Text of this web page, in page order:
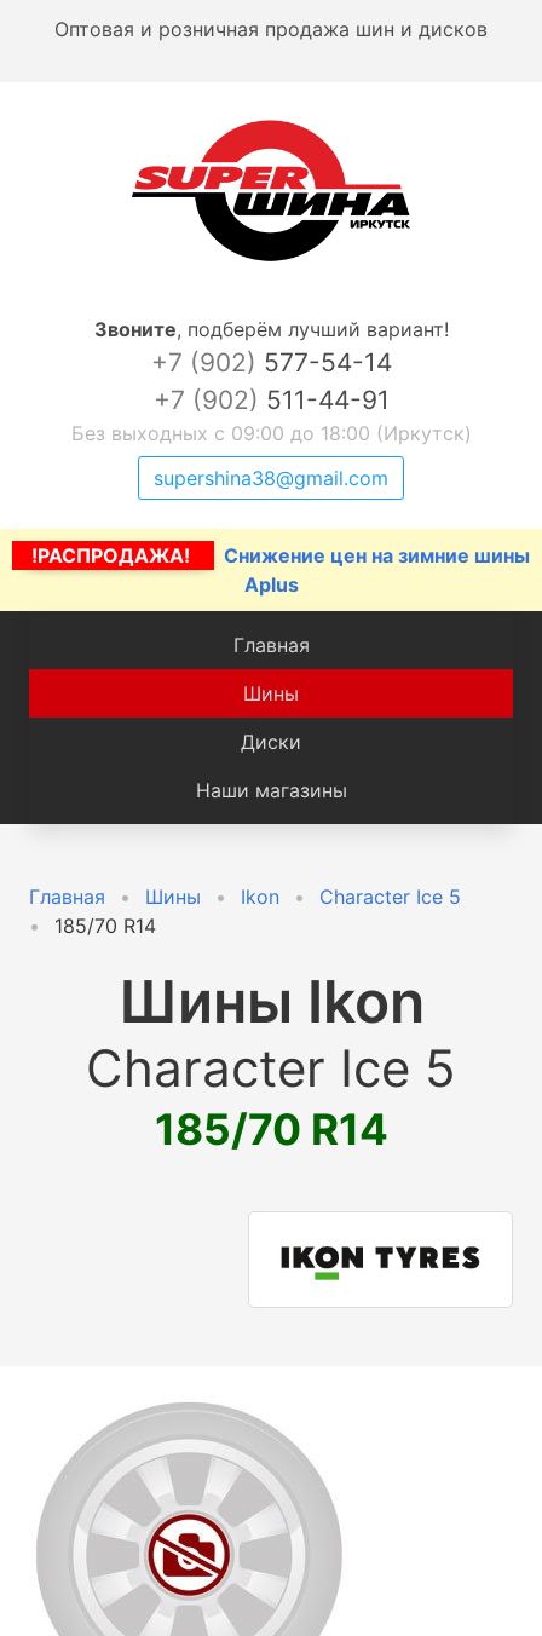
Оптовая и розничная продажа шин и дисков
Звоните, подберём лучший вариант!
+7 (902) 577-54-14
+7 (902) 511-44-91
Без выходных с 09:00 до 18:00 (Иркутск)
supershina38@gmail.com
!РАСПРОДАЖА!
Снижение цен на зимние шины
Aplus
Главная
Шины
Диски
Наши магазины
Главная Шины Ikon
Character Ice 5
185/70 R14
Шины Ikon
Character Ice 5
185/70 R14